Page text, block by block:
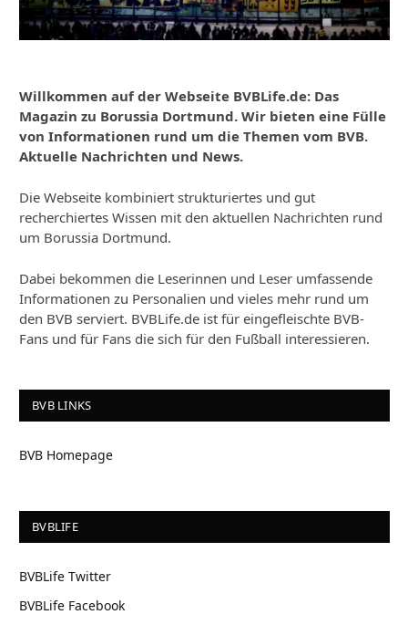
Willkommen auf der Webseite BVBLife.de: Das
Magazin zu Borussia Dortmund. Wir bieten eine Fülle
von Informationen rund um die Themen vom BVB.
Aktuelle Nachrichten und News.
Die Webseite kombiniert strukturiertes und gut
recherchiertes Wissen mit den aktuellen Nachrichten rund
um Borussia Dortmund.
Dabei bekommen die Leserinnen und Leser umfassende
Informationen zu Personalien und vieles mehr rund um
den BVB serviert. BVBLife.de ist für eingefleischte BVB-
Fans und für Fans die sich für den Fußball interessieren.
BVB LINKS
BVB Homepage
BVBLIFE
BVBLife Twitter
BVBLife Facebook